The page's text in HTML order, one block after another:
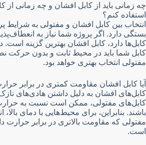
چه زمانی باید از کابل افشان و چه زمانی از
استفاده کنم؟
انتخاب بین کابل افشان و مفتولی به شرایط
بستگی دارد. اگر پروژه شما نیاز به
کابل‌ها دارد، کابل افشان بهترین گزینه است.
کابل شما باید در محیط ثابت و بدون حرکت
مفتولی انتخاب بهتری خواهد بود.
آیا کابل افشان مقاومت کمتری در برابر
کابل‌های افشان به دلیل داشتن هادی‌های
کابل‌های مفتولی، ممکن است نسبت به
باشند. بنابراین، برای محیط‌هایی با دمای بالا،
مفتولی که مقاومت بالاتری در برابر حرارت
است.